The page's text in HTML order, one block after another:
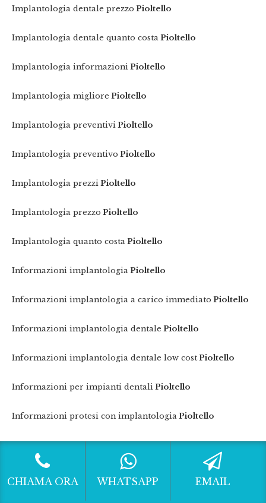
Implantologia dentale prezzo Pioltello
Implantologia dentale quanto costa Pioltello
Implantologia informazioni Pioltello
Implantologia migliore Pioltello
Implantologia preventivi Pioltello
Implantologia preventivo Pioltello
Implantologia prezzi Pioltello
Implantologia prezzo Pioltello
Implantologia quanto costa Pioltello
Informazioni implantologia Pioltello
Informazioni implantologia a carico immediato Pioltello
Informazioni implantologia dentale Pioltello
Informazioni implantologia dentale low cost Pioltello
Informazioni per impianti dentali Pioltello
Informazioni protesi con implantologia Pioltello
Intervento rialzo del seno mascellarePioltello
CHIAMA ORA WHATSAPP EMAIL